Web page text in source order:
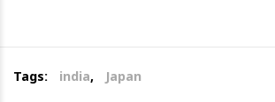
Tags: india, Japan